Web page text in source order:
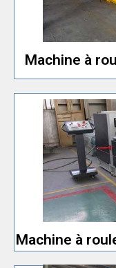
Machine à
Machine
Machine à
Machine
Haute précision
rouleaux, mais